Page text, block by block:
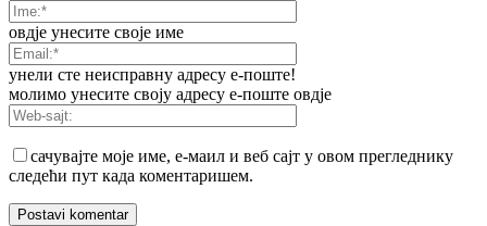
овдје унесите своје име
унели сте неисправну адресу е-поште!
молимо унесите своју адресу е-поште овдје
сачувајте моје име, е-маил и веб сајт у овом прегледнику
следећи пут када коментаришем.